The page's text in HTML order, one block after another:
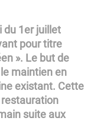
du 1er juillet
pour titre
». Le but de
maintien en
existant. Cette
suite aux